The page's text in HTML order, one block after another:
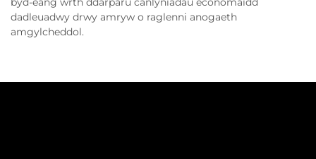
dadleuadwy drwy amryw o raglenni anogaeth
amgylcheddol.